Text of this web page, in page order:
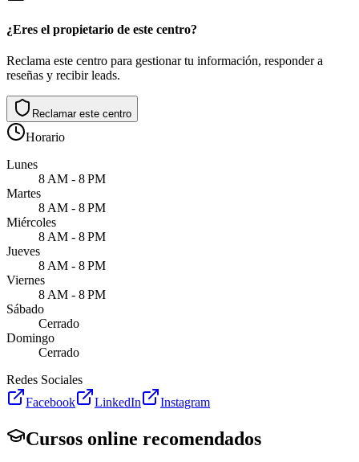
¿Eres el propietario de este centro?
Reclama este centro para gestionar tu información, responder a
reseñas y recibir leads.
Reclamar este centro
Horario
Lunes
8 AM - 8 PM
Martes
8 AM - 8 PM
Miércoles
8 AM - 8 PM
Jueves
8 AM - 8 PM
Viernes
8 AM - 8 PM
Sábado
Cerrado
Domingo
Cerrado
Redes Sociales
Facebook
LinkedIn Instagram
Cursos online recomendados